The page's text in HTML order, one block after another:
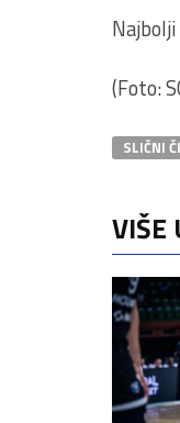
(Foto:
SLIČNI
VIŠE